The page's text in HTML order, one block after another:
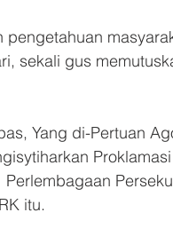
pengetahuan
sekali gus
Yang di-Pertuan
Perlembagaan
itu.